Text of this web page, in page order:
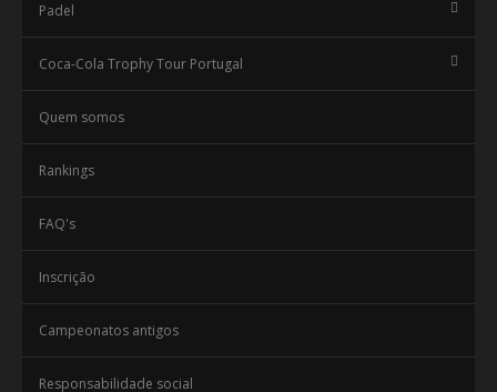
Padel
Coca-Cola Trophy Tour Portugal
Quem somos
Rankings
FAQ's
Inscrição
Campeonatos antigos
Responsabilidade social